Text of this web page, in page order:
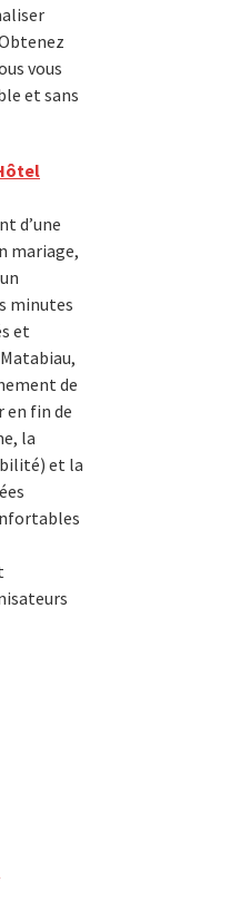
vous
et sans
d’une
mariage,
minutes
et
de
en fin de
la
et la